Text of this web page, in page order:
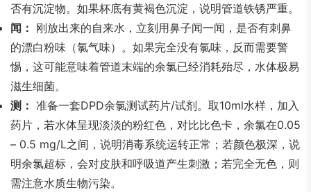
否有沉淀物。如果杯底有黄褐色沉淀，说明管道铁锈严重。
闻： 刚放出来的自来水，立刻用鼻子闻一闻，是否有刺鼻
的漂白粉味（氯气味）。如果完全没有氯味，反而需要警
惕，这可能意味着管道末端的余氯已经消耗殆尽，水体极易
滋生细菌。
测： 准备一套DPD余氯测试药片/试剂。取10ml水样，加入
药片，若水体呈现淡淡的粉红色，对比比色卡，余氯在0.05
– 0.5 mg/L之间，说明消毒系统运转正常；若颜色极深，说
明余氯超标，会对皮肤和呼吸道产生刺激；若完全无色，则
需注意水质生物污染。